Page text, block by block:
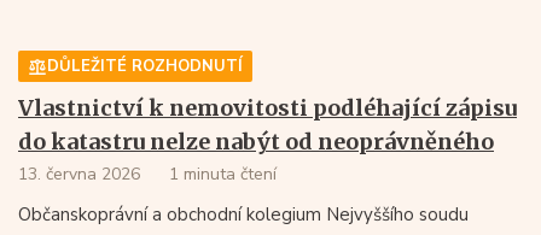
DŮLEŽITÉ ROZHODNUTÍ
Vlastnictví k nemovitosti podléhající zápisu
do katastru nelze nabýt od neoprávněného
13. června 2026 1 minuta čtení
Občanskoprávní a obchodní kolegium Nejvyššího soudu